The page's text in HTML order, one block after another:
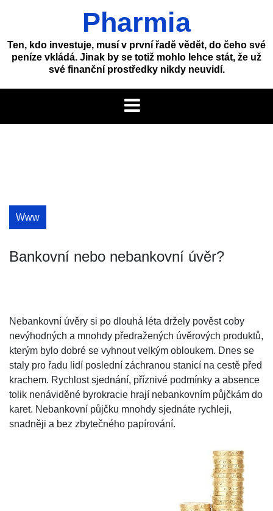
Pharmia
Ten, kdo investuje, musí v první řadě vědět, do čeho své
peníze vkládá. Jinak by se totiž mohlo lehce stát, že už
své finanční prostředky nikdy neuvidí.
Www
Bankovní nebo nebankovní úvěr?
Nebankovní úvěry si po dlouhá léta držely pověst coby
nevýhodných a mnohdy předražených úvěrových produktů,
kterým bylo dobré se vyhnout velkým obloukem. Dnes se
staly pro řadu lidí poslední záchranou stanicí na cestě před
krachem. Rychlost sjednání, příznivé podmínky a absence
tolik nenáviděné byrokracie hrají nebankovním půjčkám do
karet. Nebankovní půjčku mnohdy sjednáte rychleji,
snadněji a bez zbytečného papírování.